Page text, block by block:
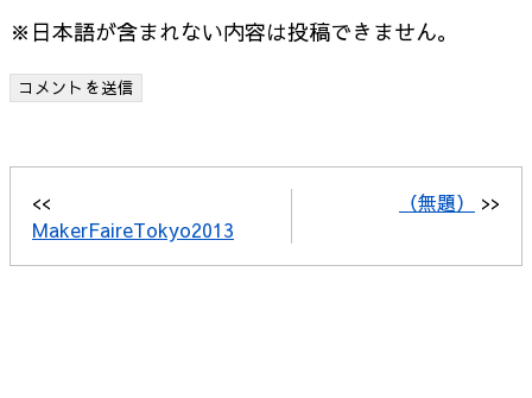
※日本語が含まれない内容は投稿できません。
<<
MakerFaireTokyo2013
（無題） >>